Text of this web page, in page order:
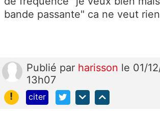
bande passante" ca ne veut
Publié par harisson le 01/
13h07
!
citer